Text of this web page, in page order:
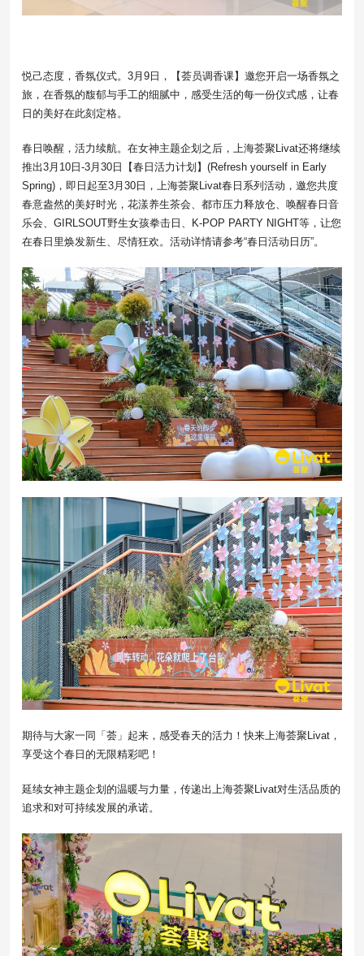
悦己态度，香氛仪式。3月9日，【荟员调香课】邀您开启一场香氛之
旅，在香氛的馥郁与手工的细腻中，感受生活的每一份仪式感，让春
日的美好在此刻定格。
春日唤醒，活力续航。在女神主题企划之后，上海荟聚Livat还将继续
推出3月10日-3月30日【春日活力计划】(Refresh yourself in Early
Spring)，即日起至3月30日，上海荟聚Livat春日系列活动，邀您共度
春意盎然的美好时光，花漾养生茶会、都市压力释放仓、唤醒春日音
乐会、GIRLSOUT野生女孩拳击日、K-POP PARTY NIGHT等，让您
在春日里焕发新生、尽情狂欢。活动详情请参考“春日活动日历”。
期待与大家一同「荟」起来，感受春天的活力！快来上海荟聚Livat，
享受这个春日的无限精彩吧！
延续女神主题企划的温暖与力量，传递出上海荟聚Livat对生活品质的
追求和对可持续发展的承诺。